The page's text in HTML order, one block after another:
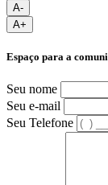
A-
A+
Espaço para a
Seu nome
Seu e-mail
Seu Telefone